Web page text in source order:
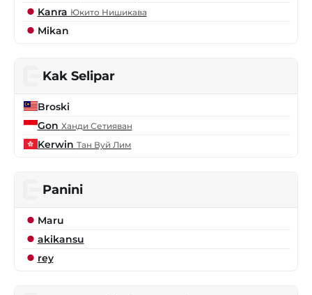
Kanra Юкито Нишикава
Mikan
Kak Selipar
Broski
Gon Ханди Сетияван
Kerwin Тан Вуй Лим
Panini
Maru
akikansu
rey